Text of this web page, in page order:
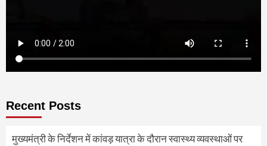
Recent Posts
मुख्यमंत्री के निर्देशन में कांवड़ यात्रा के दौरान स्वास्थ्य व्यवस्थाओं पर